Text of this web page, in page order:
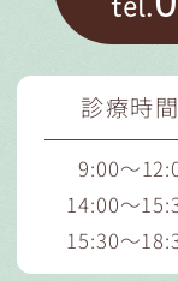
診療時間
9:00～
14:00～
15:30～